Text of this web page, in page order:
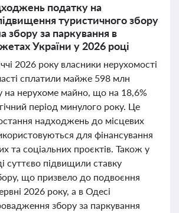
податку на
туристичного збору
збору за паркування в
України у 2026 році
2026 року власники нерухомості
сплатили майже 598 млн
на нерухоме майно, що на 18,6%
період минулого року. Це
надходжень до місцевих
для фінансування
та соціальних проєктів. Також у
суттєво підвищили ставку
що призвело до подвоєння
2026 року, а в Одесі
збору за паркування